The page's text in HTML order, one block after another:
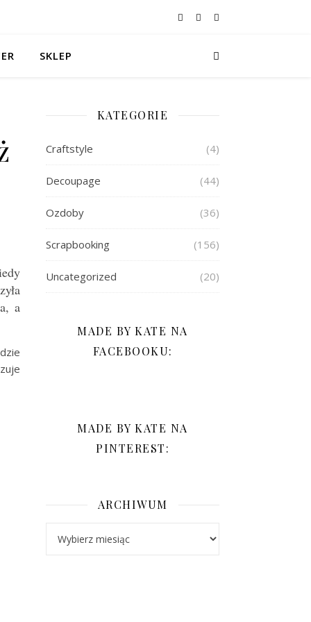
SKLEP
a
KATEGORIE
Craftstyle (4)
Decoupage (44)
Ozdoby (36)
Scrapbooking (156)
Uncategorized (20)
MADE BY KATE NA
FACEBOOKU:
MADE BY KATE NA
PINTEREST:
ARCHIWUM